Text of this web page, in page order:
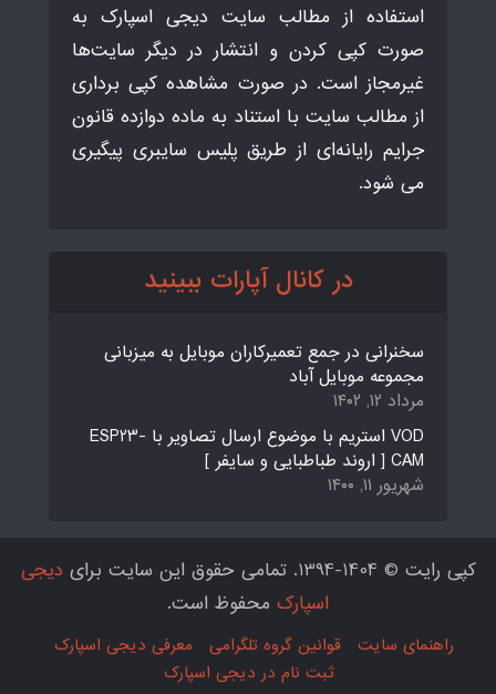
استفاده از مطالب سایت دیجی اسپارک به
صورت کپی کردن و انتشار در دیگر سایت‌ها
غیرمجاز است. در صورت مشاهده کپی برداری
از مطالب سایت با استناد به ماده دوازده قانون
جرایم رایانه‌ای از طریق پلیس سایبری پیگیری
می شود.
در کانال آپارات ببینید
سخنرانی در جمع تعمیرکاران موبایل به میزبانی
مجموعه موبایل آباد
مرداد ۱۲, ۱۴۰۲
VOD استریم با موضوع ارسال تصاویر با ESP23-
CAM [ اروند طباطبایی و سایفر ]
شهریور ۱۱, ۱۴۰۰
کپی رایت © 1404-1394. تمامی حقوق این سایت برای
دیجی
اسپارک محفوظ است.
راهنمای سایت قوانین گروه تلگرامی
معرفی دیجی اسپارک
ثبت نام در دیجی اسپارک